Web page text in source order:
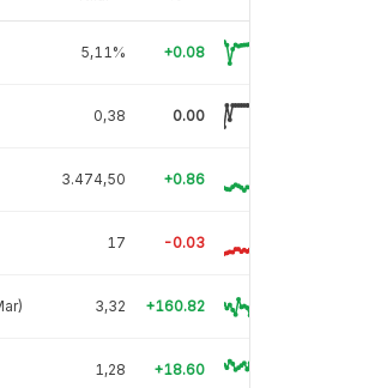
5,11% +0.08
0,38 0.00
3.474,50 +0.86
17 -0.03
3,32 +160.82
1,28 +18.60